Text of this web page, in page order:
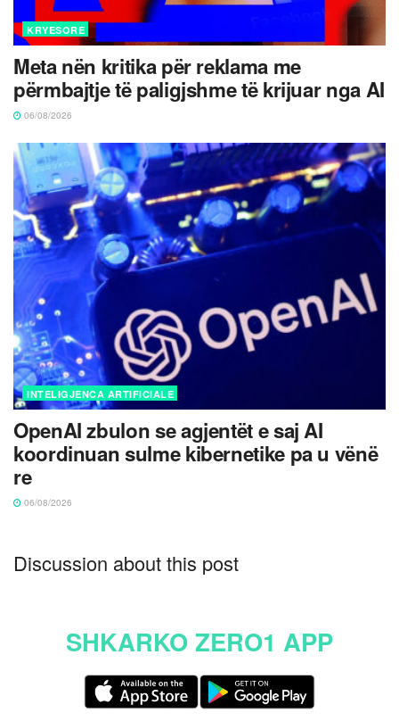
KRYESORE
Meta nën kritika për reklama me
përmbajtje të paligjshme të krijuar nga AI
06/08/2026
INTELIGJENCA ARTIFICIALE
OpenAI zbulon se agjentët e saj AI
koordinuan sulme kibernetike pa u vënë
re
06/08/2026
Discussion about this post
SHKARKO ZERO1 APP